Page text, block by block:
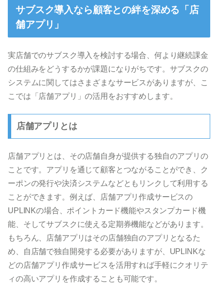
サブスク導入なら顧客との絆を深める「店
舗アプリ」
実店舗でのサブスク導入を検討する場合、何より継続課金
の仕組みをどうするかが課題になりがちです。サブスクの
システムに関してはさまざまなサービスがありますが、こ
こでは「店舗アプリ」の活用をおすすめします。
店舗アプリとは
店舗アプリとは、その店舗自身が提供する独自のアプリの
ことです。アプリを通じて顧客とつながることができ、ク
ーポンの発行や決済システムなどともリンクして利用する
ことができます。例えば、店舗アプリ作成サービスの
UPLINKの場合、ポイントカード機能やスタンプカード機
能、そしてサブスクに使える定期券機能などがあります。
もちろん、店舗アプリはその店舗独自のアプリとなるた
め、自店舗で独自開発する必要がありますが、UPLINKな
どの店舗アプリ作成サービスを活用すれば手軽にクオリテ
ィの高いアプリを作成することも可能です。